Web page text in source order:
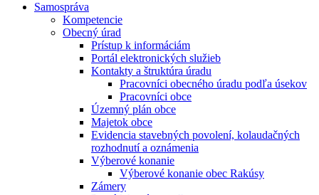
Samospráva
Kompetencie
Obecný úrad
Prístup k informáciám
Portál elektronických služieb
Kontakty a štruktúra úradu
Pracovníci obecného úradu podľa úsekov
Pracovníci obce
Územný plán obce
Majetok obce
Evidencia stavebných povolení, kolaudačných
rozhodnutí a oznámenia
Výberové konanie
Výberové konanie obec Rakúsy
Zámery